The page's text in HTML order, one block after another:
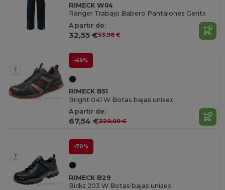
RIMECK W04
Ranger Trabajo Babero Pantalones Gents
A partir de:
32,55 €53,98 €
-69%
RIMECK B51
Bright 041 W Botas bajas unisex
A partir de:
67,54 €220,09 €
-70%
RIMECK B29
Bickz 203 W Botas bajas unisex